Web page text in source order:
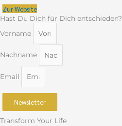
Zur Website
Hast Du Dich für Dich entschieden?
Vorname
Nachname
Email
Newsletter
Transform Your Life